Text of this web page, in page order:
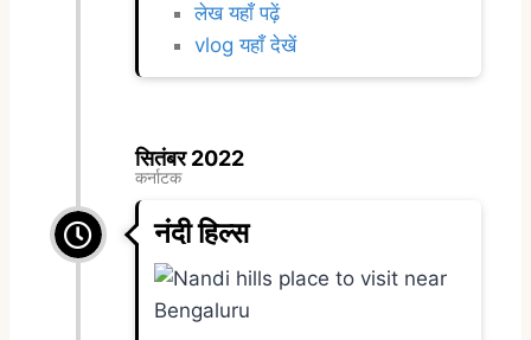
लेख यहाँ पढ़ें
vlog यहाँ देखें
सितंबर 2022
कर्नाटक
नंदी हिल्स